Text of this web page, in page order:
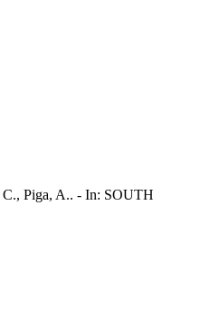
C., Piga, A.. - In: SOUTH